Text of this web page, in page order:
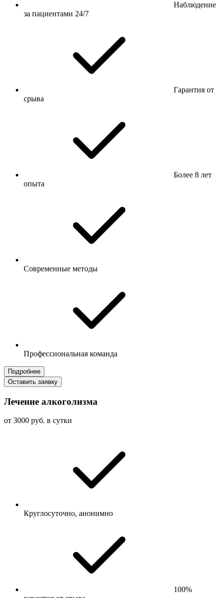
Наблюдение
за пациентами 24/7
Гарантия от
срыва
Более 8 лет
опыта
Современные методы
Профессиональная команда
Подробнее
Оставить заявку
Лечение алкоголизма
от 3000 руб. в сутки
Круглосуточно, анонимно
100%